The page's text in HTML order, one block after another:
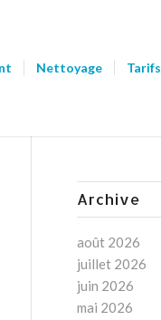
Nettoyage Tarifs
Archive
août 2026
juillet 2026
juin 2026
mai 2026